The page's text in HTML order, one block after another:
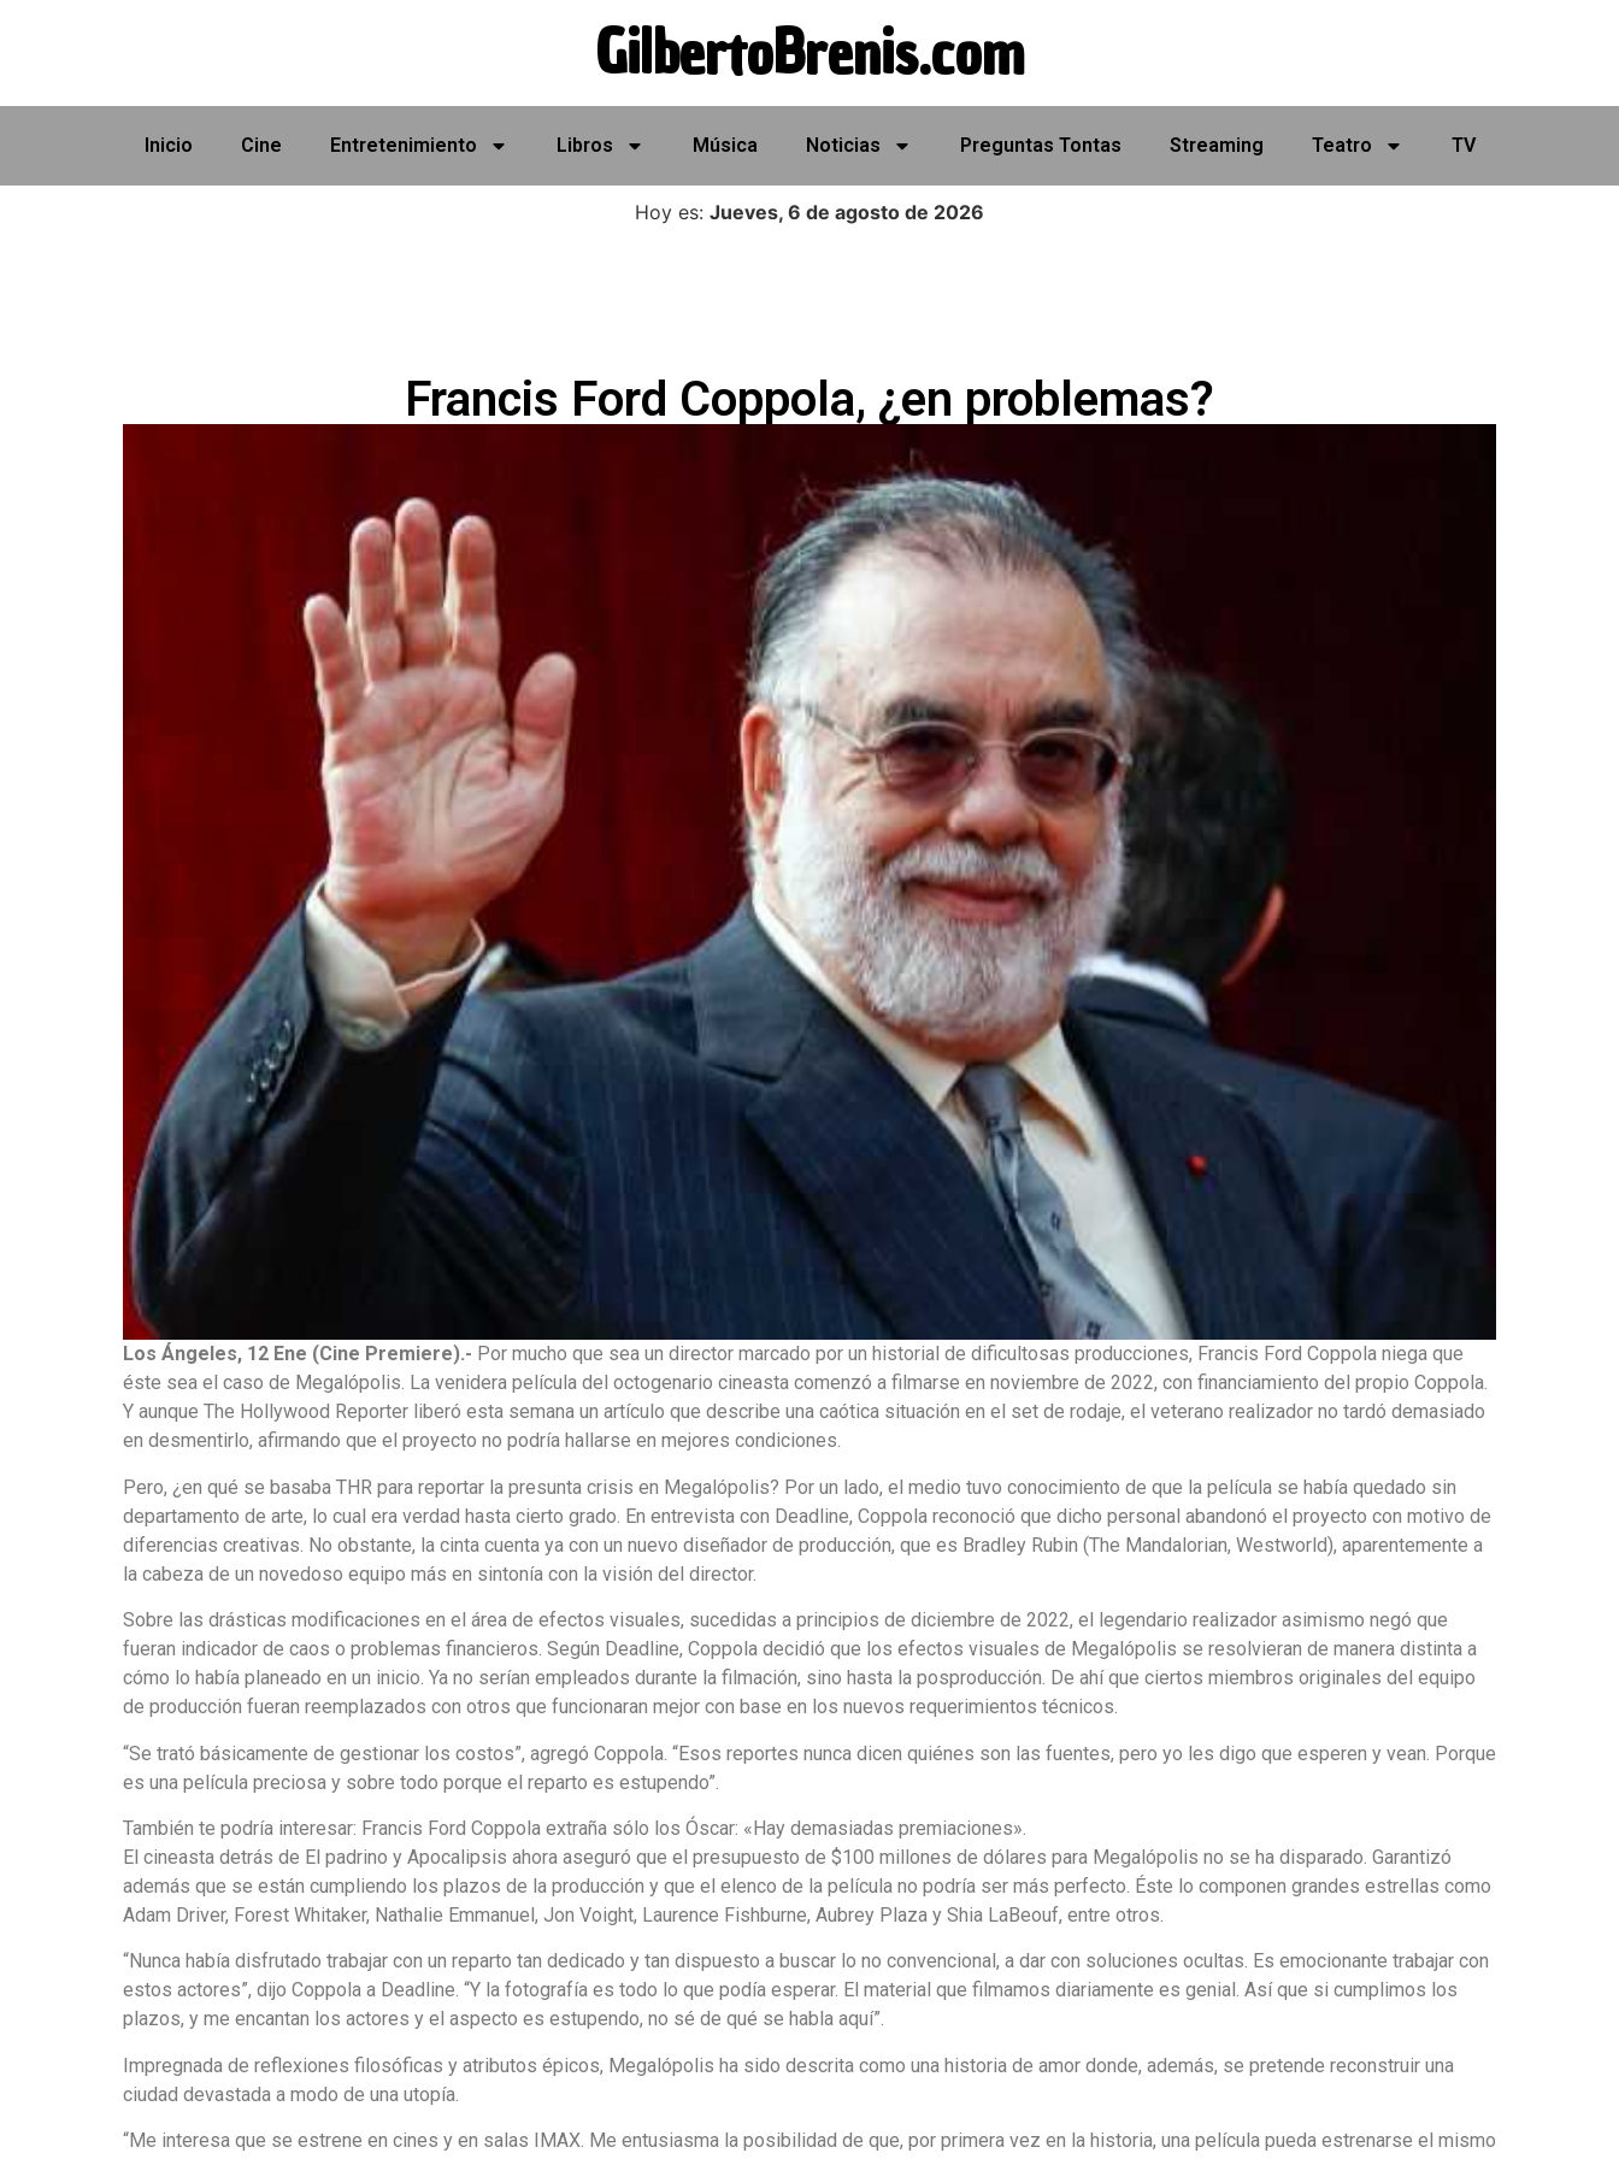
GilbertoBrenis.com
Inicio Cine Entretenimiento Libros Música Noticias Preguntas Tontas Streaming Teatro TV
Hoy es: Jueves, 6 de agosto de 2026
Francis Ford Coppola, ¿en problemas?
Los Ángeles, 12 Ene (Cine Premiere).- Por mucho que sea un director marcado por un historial de dificultosas producciones, Francis Ford Coppola niega que
éste sea el caso de Megalópolis. La venidera película del octogenario cineasta comenzó a filmarse en noviembre de 2022, con financiamiento del propio Coppola.
Y aunque The Hollywood Reporter liberó esta semana un artículo que describe una caótica situación en el set de rodaje, el veterano realizador no tardó demasiado
en desmentirlo, afirmando que el proyecto no podría hallarse en mejores condiciones.
Pero, ¿en qué se basaba THR para reportar la presunta crisis en Megalópolis? Por un lado, el medio tuvo conocimiento de que la película se había quedado sin
departamento de arte, lo cual era verdad hasta cierto grado. En entrevista con Deadline, Coppola reconoció que dicho personal abandonó el proyecto con motivo de
diferencias creativas. No obstante, la cinta cuenta ya con un nuevo diseñador de producción, que es Bradley Rubin (The Mandalorian, Westworld), aparentemente a
la cabeza de un novedoso equipo más en sintonía con la visión del director.
Sobre las drásticas modificaciones en el área de efectos visuales, sucedidas a principios de diciembre de 2022, el legendario realizador asimismo negó que
fueran indicador de caos o problemas financieros. Según Deadline, Coppola decidió que los efectos visuales de Megalópolis se resolvieran de manera distinta a
cómo lo había planeado en un inicio. Ya no serían empleados durante la filmación, sino hasta la posproducción. De ahí que ciertos miembros originales del equipo
de producción fueran reemplazados con otros que funcionaran mejor con base en los nuevos requerimientos técnicos.
“Se trató básicamente de gestionar los costos”, agregó Coppola. “Esos reportes nunca dicen quiénes son las fuentes, pero yo les digo que esperen y vean. Porque
es una película preciosa y sobre todo porque el reparto es estupendo”.
También te podría interesar: Francis Ford Coppola extraña sólo los Óscar: «Hay demasiadas premiaciones».
El cineasta detrás de El padrino y Apocalipsis ahora aseguró que el presupuesto de $100 millones de dólares para Megalópolis no se ha disparado. Garantizó
además que se están cumpliendo los plazos de la producción y que el elenco de la película no podría ser más perfecto. Éste lo componen grandes estrellas como
Adam Driver, Forest Whitaker, Nathalie Emmanuel, Jon Voight, Laurence Fishburne, Aubrey Plaza y Shia LaBeouf, entre otros.
“Nunca había disfrutado trabajar con un reparto tan dedicado y tan dispuesto a buscar lo no convencional, a dar con soluciones ocultas. Es emocionante trabajar con
estos actores”, dijo Coppola a Deadline. “Y la fotografía es todo lo que podía esperar. El material que filmamos diariamente es genial. Así que si cumplimos los
plazos, y me encantan los actores y el aspecto es estupendo, no sé de qué se habla aquí”.
Impregnada de reflexiones filosóficas y atributos épicos, Megalópolis ha sido descrita como una historia de amor donde, además, se pretende reconstruir una
ciudad devastada a modo de una utopía.
“Me interesa que se estrene en cines y en salas IMAX. Me entusiasma la posibilidad de que, por primera vez en la historia, una película pueda estrenarse el mismo